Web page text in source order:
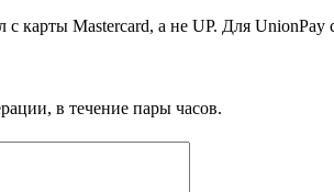
карты Mastercard, а не UP. Для UnionPay
в течение пары часов.